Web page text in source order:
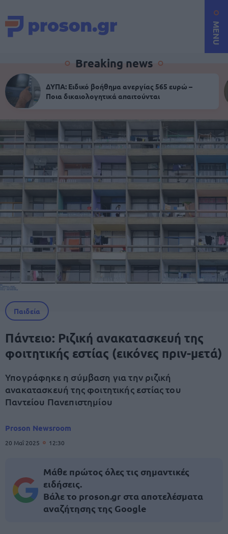
MENU
Breaking news
ΔΥΠΑ: Ειδικό βοήθημα ανεργίας 565 ευρώ –
Ποια δικαιολογητικά απαιτούνται
Παιδεία
Πάντειο: Ριζική ανακατασκευή της
φοιτητικής εστίας (εικόνες πριν-μετά)
Υπογράφηκε η σύμβαση για την ριζική
ανακατασκευή της φοιτητικής εστίας του
Παντείου Πανεπιστημίου
Proson Newsroom
20 Μαΐ 2025 12:30
Μάθε πρώτος όλες τις σημαντικές
ειδήσεις.
Βάλε το proson.gr στα αποτελέσματα
αναζήτησης της Google